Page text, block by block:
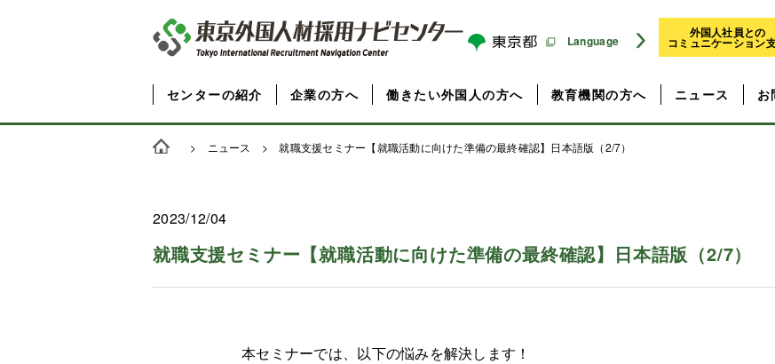
Language
外国人社員との
コミュニケーション
センターの紹介 企業の方へ 働きたい外国人の方へ 教育機関の方へ ニュース お
> ニュース > 就職支援セミナー【就職活動に向けた準備の最終確認】日本語版（2/7）
2023/12/04
就職支援セミナー【就職活動に向けた準備の最終確認】日本語版（2/7）
本セミナーでは、以下の悩みを解決します！